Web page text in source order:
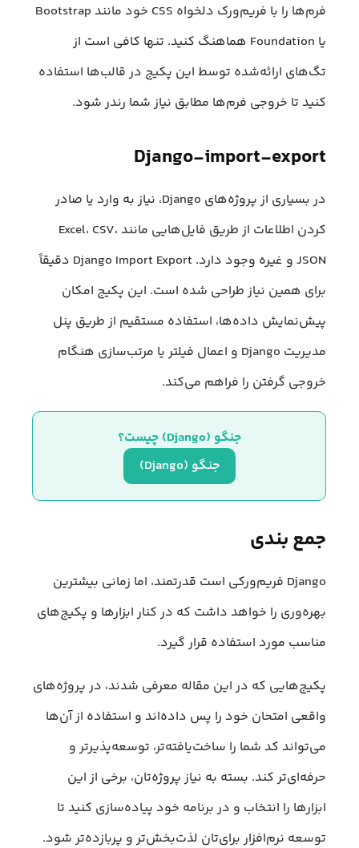
فرم‌ها را با فریم‌ورک دلخواه CSS خود مانند Bootstrap
یا Foundation هماهنگ کنید. تنها کافی است از
تگ‌های ارائه‌شده توسط این پکیج در قالب‌ها استفاده
کنید تا خروجی فرم‌ها مطابق نیاز شما رندر شود.
Django-import-export
در بسیاری از پروژه‌های Django، نیاز به وارد یا صادر
کردن اطلاعات از طریق فایل‌هایی مانند Excel، CSV،
JSON و غیره وجود دارد. Django Import Export دقیقاً
برای همین نیاز طراحی شده است. این پکیج امکان
پیش‌نمایش داده‌ها، استفاده مستقیم از طریق پنل
مدیریت Django و اعمال فیلتر یا مرتب‌سازی هنگام
خروجی گرفتن را فراهم می‌کند.
جنگو (Django) چیست؟
جنگو (Django)
جمع بندی
Django فریم‌ورکی است قدرتمند، اما زمانی بیشترین
بهره‌وری را خواهد داشت که در کنار ابزارها و پکیج‌های
مناسب مورد استفاده قرار گیرد.
پکیج‌هایی که در این مقاله معرفی شدند، در پروژه‌های
واقعی امتحان خود را پس داده‌اند و استفاده از آن‌ها
می‌تواند کد شما را ساخت‌یافته‌تر، توسعه‌پذیرتر و
حرفه‌ای‌تر کند. بسته به نیاز پروژه‌تان، برخی از این
ابزارها را انتخاب و در برنامه‌ خود پیاده‌سازی کنید تا
توسعه نرم‌افزار برای‌تان لذت‌بخش‌تر و پربازده‌تر شود.